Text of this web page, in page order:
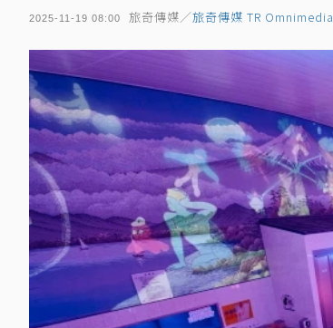
2025-11-19 08:00 旅奇傳媒／旅奇傳媒 TR Omnimedia